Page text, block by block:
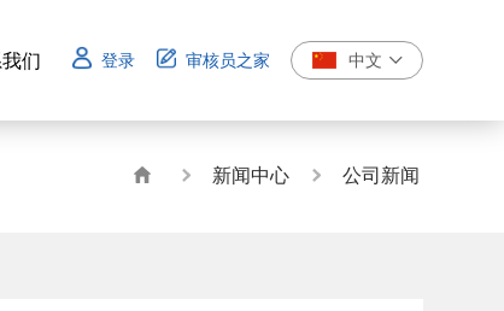
们 登录 审核员之家 中文
新闻中心 公司新闻